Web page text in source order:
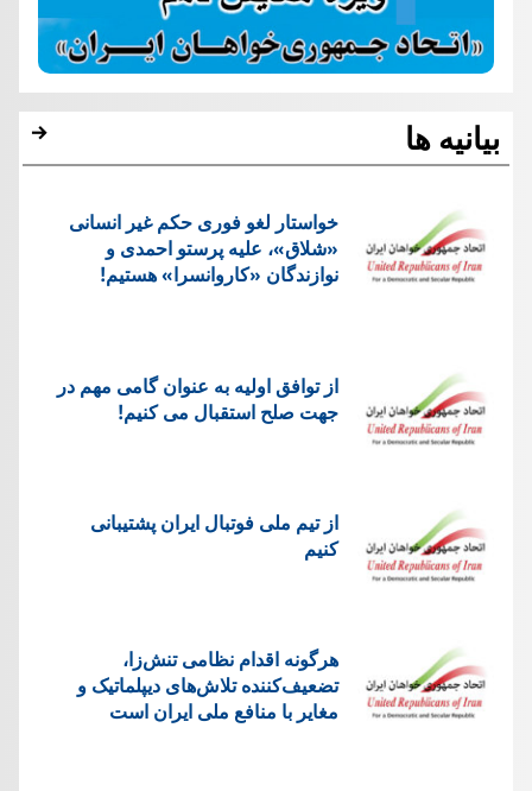
بیانیه ها
خواستار لغو فوری حکم غیر انسانی
«شلاق»، علیه پرستو احمدی و
نوازندگان «کاروانسرا» هستیم!
از توافق اولیه به عنوان گامی مهم در
جهت صلح استقبال می کنیم!
از تیم ملی فوتبال ایران پشتیبانی
کنیم
هرگونه اقدام نظامی تنش‌زا،
تضعیف‌کننده تلاش‌های دیپلماتیک و
مغایر با منافع ملی ایران است